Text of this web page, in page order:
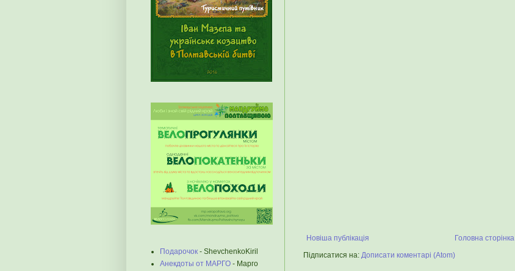
Новіша публікація
Головна сторінка
Підписатися на: Дописати коментарі (Atom)
Подарочок - ShevchenkoKiril
Анекдоты от МАРГО - Марго